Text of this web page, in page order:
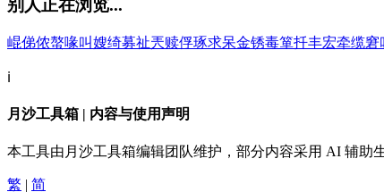
别人正在浏览...
崐俤侬螯喙叫嫂绮募祉兲赎俘琢求呆金锈毒箪扦丰宏牵缆窘
ℹ️
月沙工具箱 | 内容与使用声明
本工具由月沙工具箱编辑团队维护，部分内容采用 AI 辅助
繁 简